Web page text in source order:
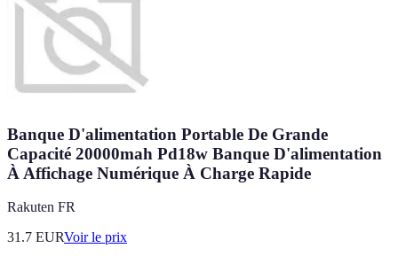
Banque D'alimentation Portable De Grande
Capacité 20000mah Pd18w Banque D'alimentation
À Affichage Numérique À Charge Rapide
Rakuten FR
31.7 EURVoir le prix